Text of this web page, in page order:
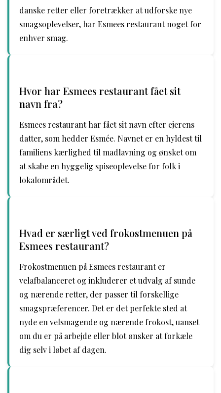
danske retter eller foretrækker at udforske nye
smagsoplevelser, har Esmees restaurant noget for
enhver smag.
Hvor har Esmees restaurant fået sit
navn fra?
Esmees restaurant har fået sit navn efter ejerens
datter, som hedder Esmée. Navnet er en hyldest til
familiens kærlighed til madlavning og ønsket om
at skabe en hyggelig spiseoplevelse for folk i
lokalområdet.
Hvad er særligt ved frokostmenuen på
Esmees restaurant?
Frokostmenuen på Esmees restaurant er
velafbalanceret og inkluderer et udvalg af sunde
og nærende retter, der passer til forskellige
smagspræferencer. Det er det perfekte sted at
nyde en velsmagende og nærende frokost, uanset
om du er på arbejde eller blot ønsker at forkæle
dig selv i løbet af dagen.